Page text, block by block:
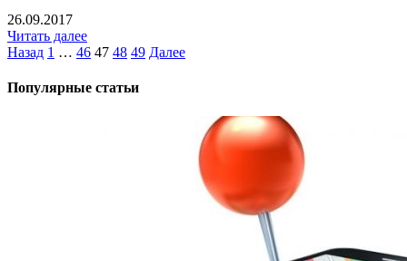
26.09.2017
Читать далее
Назад 1 … 46 47 48 49 Далее
Популярные статьи